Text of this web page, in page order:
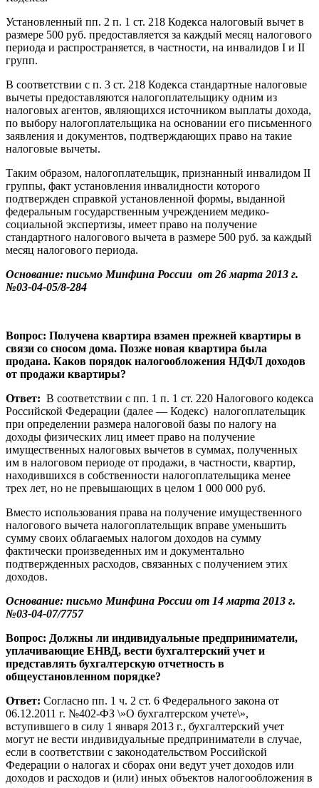
Установленный пп. 2 п. 1 ст. 218 Кодекса налоговый вычет в
размере 500 руб. предоставляется за каждый месяц налогового
периода и распространяется, в частности, на инвалидов I и II
групп.
В соответствии с п. 3 ст. 218 Кодекса стандартные налоговые
вычеты предоставляются налогоплательщику одним из
налоговых агентов, являющихся источником выплаты дохода,
по выбору налогоплательщика на основании его письменного
заявления и документов, подтверждающих право на такие
налоговые вычеты.
Таким образом, налогоплательщик, признанный инвалидом II
группы, факт установления инвалидности которого
подтвержден справкой установленной формы, выданной
федеральным государственным учреждением медико-
социальной экспертизы, имеет право на получение
стандартного налогового вычета в размере 500 руб. за каждый
месяц налогового периода.
Основание: письмо Минфина России от 26 марта 2013 г.
№03-04-05/8-284
Вопрос: Получена квартира взамен прежней квартиры в
связи со сносом дома. Позже новая квартира была
продана. Каков порядок налогообложения НДФЛ доходов
от продажи квартиры?
Ответ: В соответствии с пп. 1 п. 1 ст. 220 Налогового кодекса
Российской Федерации (далее — Кодекс) налогоплательщик
при определении размера налоговой базы по налогу на
доходы физических лиц имеет право на получение
имущественных налоговых вычетов в суммах, полученных
им в налоговом периоде от продажи, в частности, квартир,
находившихся в собственности налогоплательщика менее
трех лет, но не превышающих в целом 1 000 000 руб.
Вместо использования права на получение имущественного
налогового вычета налогоплательщик вправе уменьшить
сумму своих облагаемых налогом доходов на сумму
фактически произведенных им и документально
подтвержденных расходов, связанных с получением этих
доходов.
Основание: письмо Минфина России от 14 марта 2013 г.
№03-04-07/7757
Вопрос: Должны ли индивидуальные предприниматели,
уплачивающие ЕНВД, вести бухгалтерский учет и
представлять бухгалтерскую отчетность в
общеустановленном порядке?
Ответ: Согласно пп. 1 ч. 2 ст. 6 Федерального закона от
06.12.2011 г. №402-ФЗ \»О бухгалтерском учете\»,
вступившего в силу 1 января 2013 г., бухгалтерский учет
могут не вести индивидуальные предприниматели в случае,
если в соответствии с законодательством Российской
Федерации о налогах и сборах они ведут учет доходов или
доходов и расходов и (или) иных объектов налогообложения в